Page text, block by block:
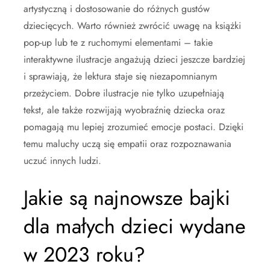
artystyczną i dostosowanie do różnych gustów
dziecięcych. Warto również zwrócić uwagę na książki
pop-up lub te z ruchomymi elementami – takie
interaktywne ilustracje angażują dzieci jeszcze bardziej
i sprawiają, że lektura staje się niezapomnianym
przeżyciem. Dobre ilustracje nie tylko uzupełniają
tekst, ale także rozwijają wyobraźnię dziecka oraz
pomagają mu lepiej zrozumieć emocje postaci. Dzięki
temu maluchy uczą się empatii oraz rozpoznawania
uczuć innych ludzi.
Jakie są najnowsze bajki
dla małych dzieci wydane
w 2023 roku?